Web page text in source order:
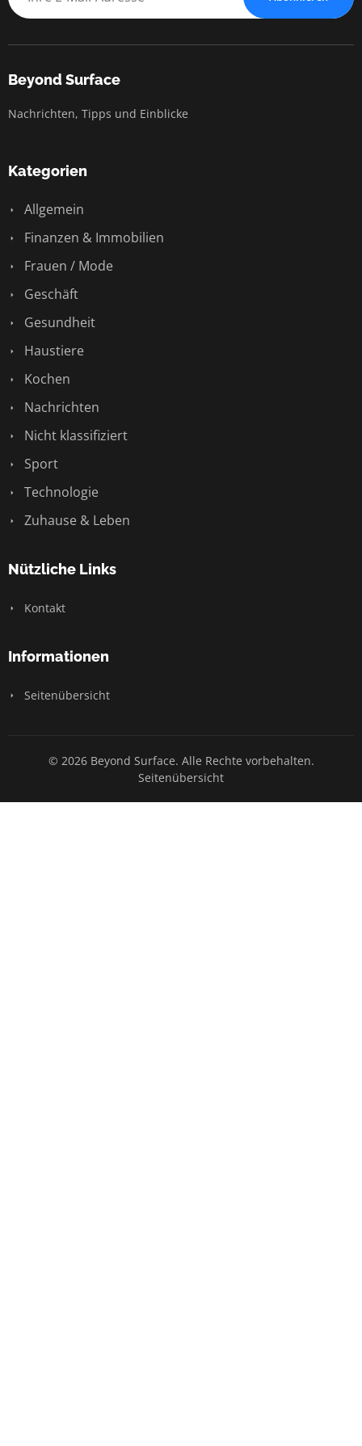
Beyond Surface
Nachrichten, Tipps und Einblicke
Kategorien
Allgemein
Finanzen & Immobilien
Frauen / Mode
Geschäft
Gesundheit
Haustiere
Kochen
Nachrichten
Nicht klassifiziert
Sport
Technologie
Zuhause & Leben
Nützliche Links
Kontakt
Informationen
Seitenübersicht
© 2026 Beyond Surface. Alle Rechte vorbehalten.
Seitenübersicht